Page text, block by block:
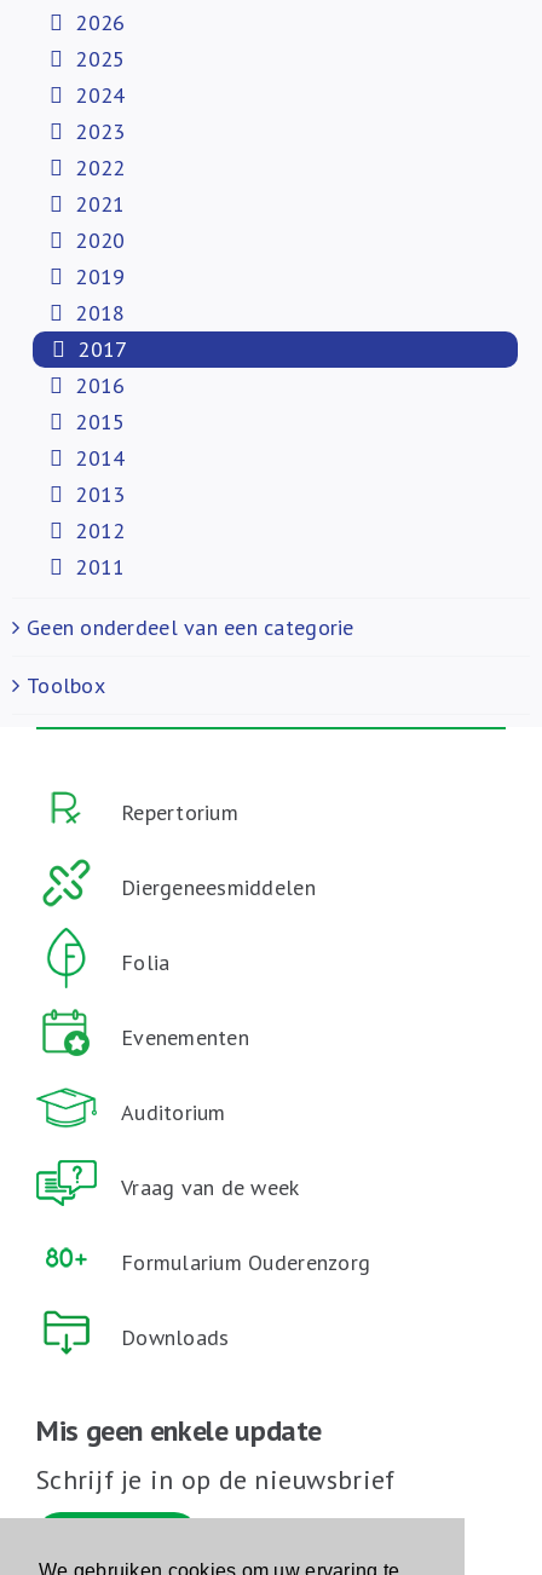
2026
2025
2024
2023
2022
2021
2020
2019
2018
2017
2016
2015
2014
2013
2012
2011
Geen onderdeel van een categorie
Toolbox
Repertorium
Diergeneesmiddelen
Folia
Evenementen
Auditorium
Vraag van de week
Formularium Ouderenzorg
Downloads
Mis geen enkele update
Schrijf je in op de nieuwsbrief